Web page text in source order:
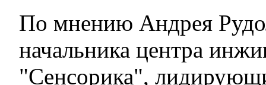
По мнению Андрея
начальника центра
"Сенсорика",